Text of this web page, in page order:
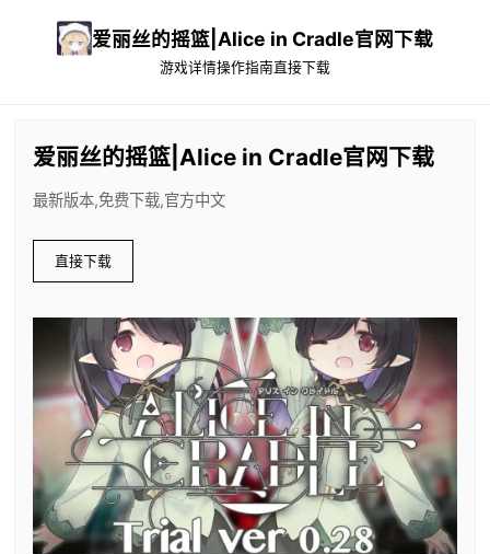
爱丽丝的摇篮|Alice in Cradle官网下载
游戏详情操作指南直接下载
爱丽丝的摇篮|Alice in Cradle官网下载
最新版本,免费下载,官方中文
直接下载